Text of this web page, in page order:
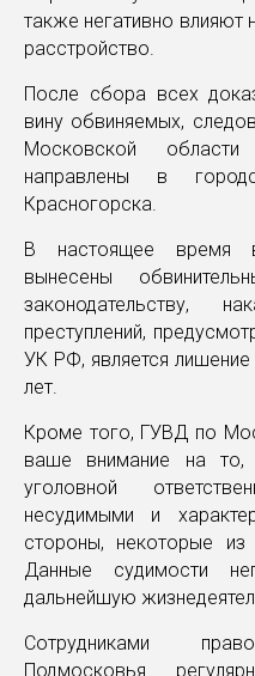
также негативно влияют
расстройство.
После сбора всех
вину обвиняемых,
Московской
направлены в
Красногорска.
В настоящее время
вынесены
законодательству,
преступлений,
УК РФ, является
лет.
Кроме того, ГУВД по
ваше внимание на то,
уголовной
несудимыми и
стороны, некоторые
Данные судимости
дальнейшую
Сотрудниками
Подмосковья